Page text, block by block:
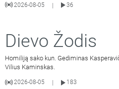
2026-08-05 |
36
Dievo Žodis
Homiliją sako kun. Gediminas
Vilius Kaminskas.
2026-08-05
183